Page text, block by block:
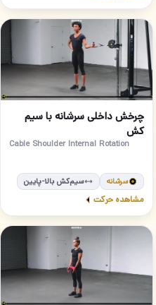
48
چرخش داخلی سرشانه با سیم
کش
Cable Shoulder Internal Rotation
سرشانه سیم‌کش بالا-پایین
مشاهده حرکت